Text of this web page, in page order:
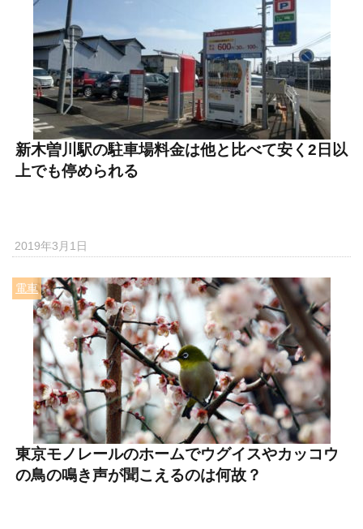
新木曽川駅の駐車場料金は他と比べて安く2日以
上でも停められる
2019年3月1日
電車
東京モノレールのホームでウグイスやカッコウ
の鳥の鳴き声が聞こえるのは何故？